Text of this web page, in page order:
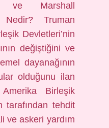
ve Marshall
Nedir? Truman
Devletleri’nin
değiştiğini ve
dayanağının
olduğunu ilan
Birleşik
tarafından tehdit
ve askeri yardım